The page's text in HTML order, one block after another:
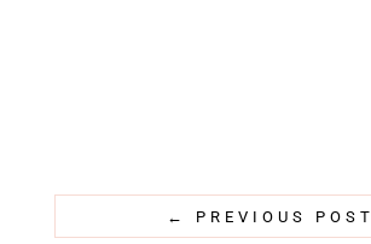
← PREVIOUS POST